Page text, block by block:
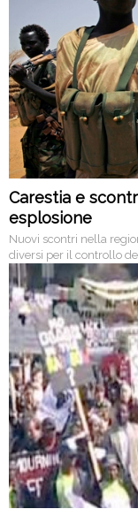
Carestia e
esplosione
Nuovi scontri nella
diversi per il controllo
tensione politica con
per una grave crisi